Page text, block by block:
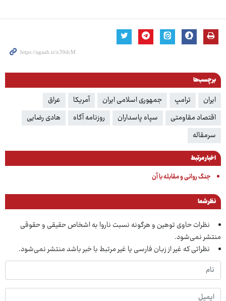
برچسب‌ها
ایران ترامپ جمهوری اسلامی ایران آمریکا
عراق
اقتصاد مقاومتی
سپاه پاسداران روزنامه آگاه
هادی رضایی
سرمقاله
اخبار مرتبط
جنگ روانی و مقابله با آن
نظر شما
نظرات حاوی توهین و هرگونه نسبت ناروا به اشخاص حقیقی و حقوقی
منتشر نمی‌شود.
نظراتی که غیر از زبان فارسی یا غیر مرتبط با خبر باشد منتشر نمی‌شود.